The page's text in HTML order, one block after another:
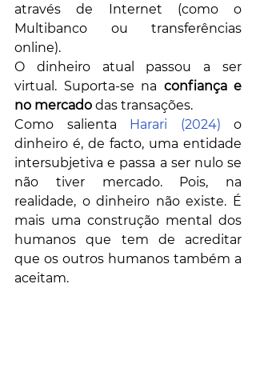
através de Internet (como o
Multibanco ou transferências
online).
O dinheiro atual passou a ser
virtual. Suporta-se na confiança e
no mercado das transações.
Como salienta Harari (2024) o
dinheiro é, de facto, uma entidade
intersubjetiva e passa a ser nulo se
não tiver mercado. Pois, na
realidade, o dinheiro não existe. É
mais uma construção mental dos
humanos que tem de acreditar
que os outros humanos também a
aceitam.